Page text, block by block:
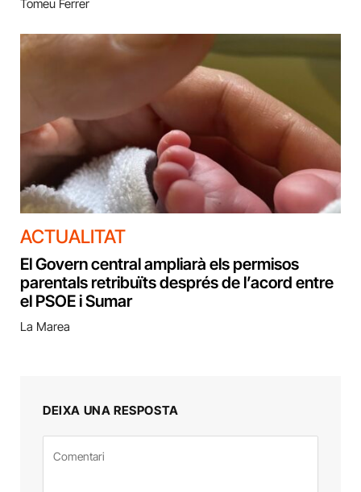
Tomeu Ferrer
ACTUALITAT
El Govern central ampliarà els permisos
parentals retribuïts després de l’acord entre
el PSOE i Sumar
La Marea
DEIXA UNA RESPOSTA